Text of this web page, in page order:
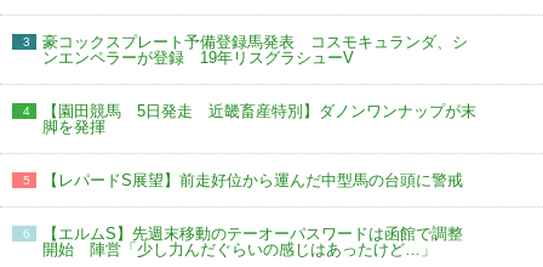
3
豪コックスプレート予備登録馬発表 コスモキュランダ、シ
ンエンペラーが登録 19年リスグラシューV
4
【園田競馬 5日発走 近畿畜産特別】ダノンワンナップが末
脚を発揮
5 【レパードS展望】前走好位から運んだ中型馬の台頭に警戒
6
【エルムS】先週末移動のテーオーパスワードは函館で調整
開始 陣営「少し力んだぐらいの感じはあったけど…」